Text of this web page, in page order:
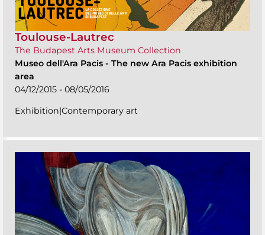
Toulouse-Lautrec
The Budapest Arts Museum Collection
Museo dell'Ara Pacis - The new Ara Pacis exhibition
area
04/12/2015 - 08/05/2016
Exhibition|Contemporary art